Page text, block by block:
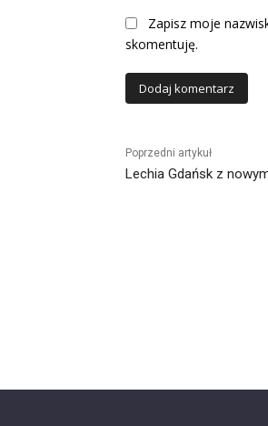
Zapisz moje
skomentuję.
Poprzedni artykuł
Lechia Gdańsk z